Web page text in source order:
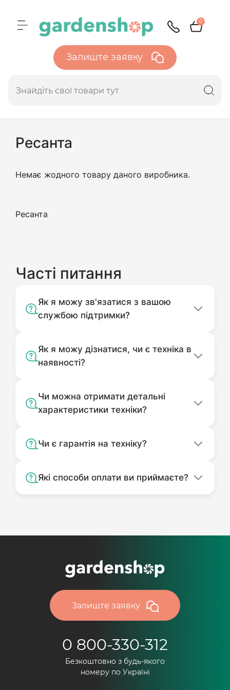
0
Залиште заявку
Ресанта
Немає жодного товару даного виробника.
Ресанта
Часті питання
Як я можу зв'язатися з вашою
службою підтримки?
Як я можу дізнатися, чи є техніка в
наявності?
Чи можна отримати детальні
характеристики техніки?
Чи є гарантія на техніку?
Які способи оплати ви приймаєте?
Залиште заявку
0 800-330-312
Безкоштовно з будь-якого
номеру по Україні